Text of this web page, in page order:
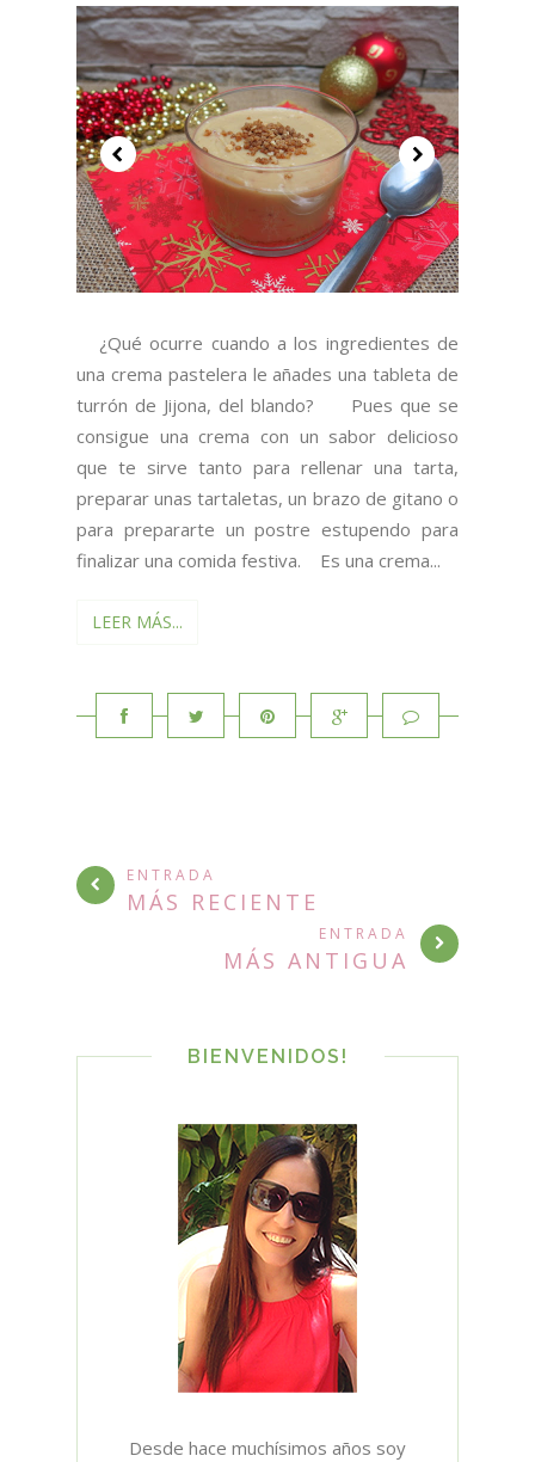
¿Qué ocurre cuando a los ingredientes de
una crema pastelera le añades una tableta de
turrón de Jijona, del blando? Pues que se
consigue una crema con un sabor delicioso
que te sirve tanto para rellenar una tarta,
preparar unas tartaletas, un brazo de gitano o
para prepararte un postre estupendo para
finalizar una comida festiva. Es una crema...
LEER MÁS...
ENTRADA
MÁS RECIENTE
ENTRADA
MÁS ANTIGUA
BIENVENIDOS!
Desde hace muchísimos años soy